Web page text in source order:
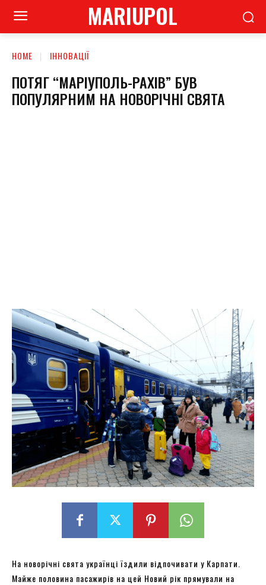
MARIUPOL
HOME ІННОВАЦІЇ
ПОТЯГ “МАРІУПОЛЬ-РАХІВ” БУВ
ПОПУЛЯРНИМ НА НОВОРІЧНІ СВЯТА
На новорічні свята українці їздили відпочивати у Карпати.
Майже половина пасажирів на цей Новий рік прямували на